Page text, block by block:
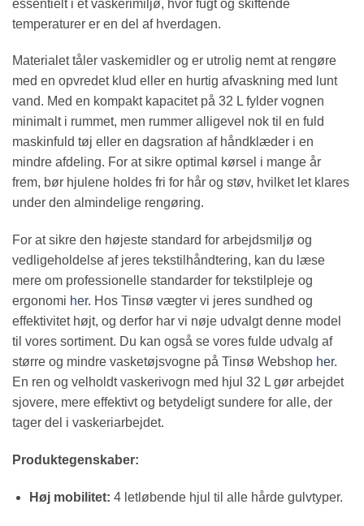
essentielt i et vaskerimiljø, hvor fugt og skiftende
temperaturer er en del af hverdagen.
Materialet tåler vaskemidler og er utrolig nemt at rengøre
med en opvredet klud eller en hurtig afvaskning med lunt
vand. Med en kompakt kapacitet på 32 L fylder vognen
minimalt i rummet, men rummer alligevel nok til en fuld
maskinfuld tøj eller en dagsration af håndklæder i en
mindre afdeling. For at sikre optimal kørsel i mange år
frem, bør hjulene holdes fri for hår og støv, hvilket let klares
under den almindelige rengøring.
For at sikre den højeste standard for arbejdsmiljø og
vedligeholdelse af jeres tekstilhåndtering, kan du læse
mere om professionelle standarder for tekstilpleje og
ergonomi her. Hos Tinsø vægter vi jeres sundhed og
effektivitet højt, og derfor har vi nøje udvalgt denne model
til vores sortiment. Du kan også se vores fulde udvalg af
større og mindre vasketøjsvogne på Tinsø Webshop her.
En ren og velholdt vaskerivogn med hjul 32 L gør arbejdet
sjovere, mere effektivt og betydeligt sundere for alle, der
tager del i vaskeriarbejdet.
Produktegenskaber:
Høj mobilitet: 4 letløbende hjul til alle hårde gulvtyper.